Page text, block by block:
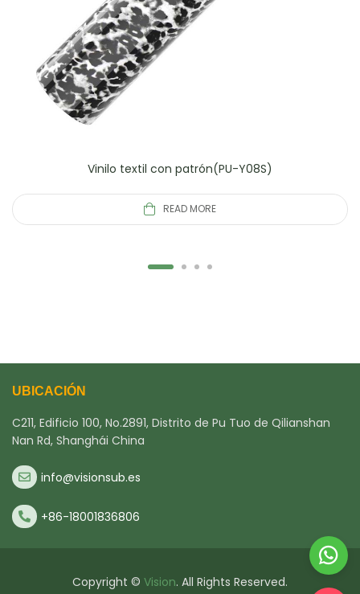
Vinilo textil con patrón(PU-Y08S)
READ MORE
UBICACIÓN
C211, Edificio 100, No.2891, Distrito de Pu Tuo de Qilianshan
Nan Rd, Shanghái China
info@visionsub.es
+86-18001836806
Copyright © Vision. All Rights Reserved.